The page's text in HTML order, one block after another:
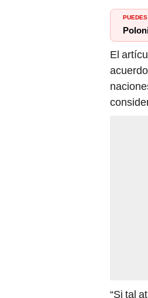
El